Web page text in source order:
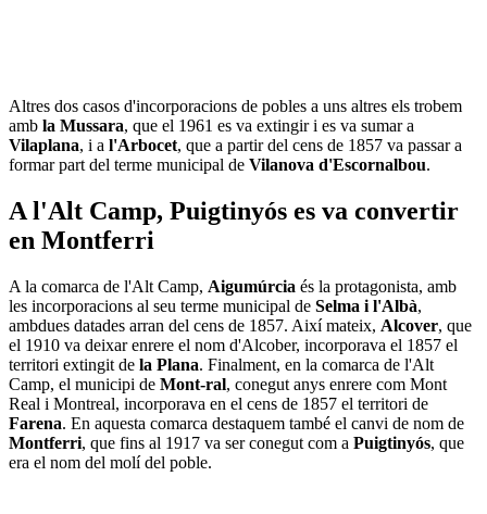
Altres dos casos d'incorporacions de pobles a uns altres els trobem
amb la Mussara, que el 1961 es va extingir i es va sumar a
Vilaplana, i a l'Arbocet, que a partir del cens de 1857 va passar a
formar part del terme municipal de Vilanova d'Escornalbou.
A l'Alt Camp, Puigtinyós es va convertir
en Montferri
A la comarca de l'Alt Camp, Aigumúrcia és la protagonista, amb
les incorporacions al seu terme municipal de Selma i l'Albà,
ambdues datades arran del cens de 1857. Així mateix, Alcover, que
el 1910 va deixar enrere el nom d'Alcober, incorporava el 1857 el
territori extingit de la Plana. Finalment, en la comarca de l'Alt
Camp, el municipi de Mont-ral, conegut anys enrere com Mont
Real i Montreal, incorporava en el cens de 1857 el territori de
Farena. En aquesta comarca destaquem també el canvi de nom de
Montferri, que fins al 1917 va ser conegut com a Puigtinyós, que
era el nom del molí del poble.